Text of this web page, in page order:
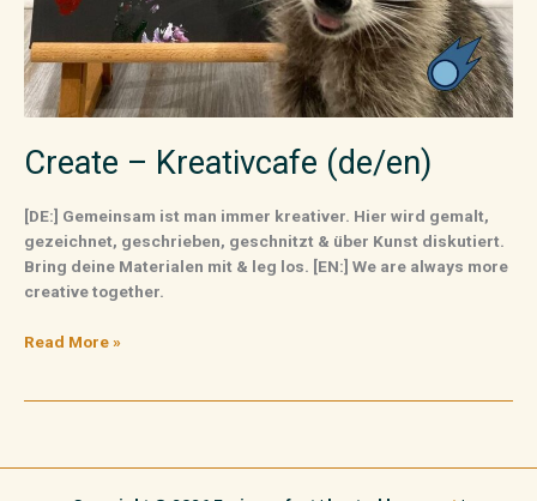
Create – Kreativcafe (de/en)
[DE:] Gemeinsam ist man immer kreativer. Hier wird gemalt,
gezeichnet, geschrieben, geschnitzt & über Kunst diskutiert.
Bring deine Materialen mit & leg los. [EN:] We are always more
creative together.
Read More »